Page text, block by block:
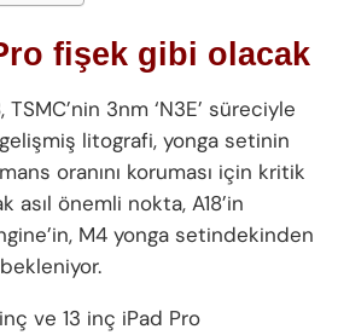
fişek gibi olacak
3nm ‘N3E’ süreciyle
litografi, yonga setinin
oranını koruması için kritik
asıl önemli nokta, A18’in
M4 yonga setindekinden
ve 13 inç iPad Pro